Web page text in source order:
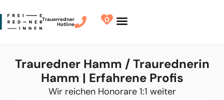
Trauerredner
Hotline
0
Trauredner Hamm / Traurednerin
Hamm | Erfahrene Profis
Wir reichen Honorare 1:1 weiter